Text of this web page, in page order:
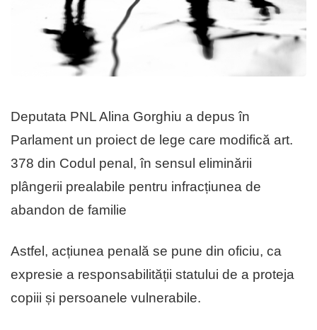
Deputata PNL Alina Gorghiu a depus în
Parlament un proiect de lege care modifică art.
378 din Codul penal, în sensul eliminării
plângerii prealabile pentru infracțiunea de
abandon de familie
Astfel, acțiunea penală se pune din oficiu, ca
expresie a responsabilității statului de a proteja
copiii și persoanele vulnerabile.